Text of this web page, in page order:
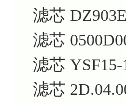
滤芯
滤芯
滤芯 YSF15-
滤芯